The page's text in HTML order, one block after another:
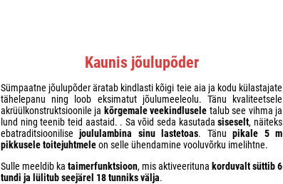
Kaunis jõulupõder
Sümpaatne jõulupõder äratab kindlasti kõigi teie aia ja kodu külastajate
tähelepanu ning loob eksimatut jõulumeeleolu. Tänu kvaliteetsele
akrüülkonstruktsioonile ja kõrgemale veekindlusele talub see vihma ja
lund ning teenib teid aastaid. . Sa võid seda kasutadasiseselt, näiteks
ebatraditsioonilisejoululambina sinu lastetoas. Tänupikale 5 m
pikkusele toitejuhtmeleon selle ühendamine vooluvõrku imelihtne.
Sulle meeldib ka taimerfunktsioon, mis aktiveerituna korduvalt süttib 6
tundi ja lülitub seejärel 18 tunniks välja.